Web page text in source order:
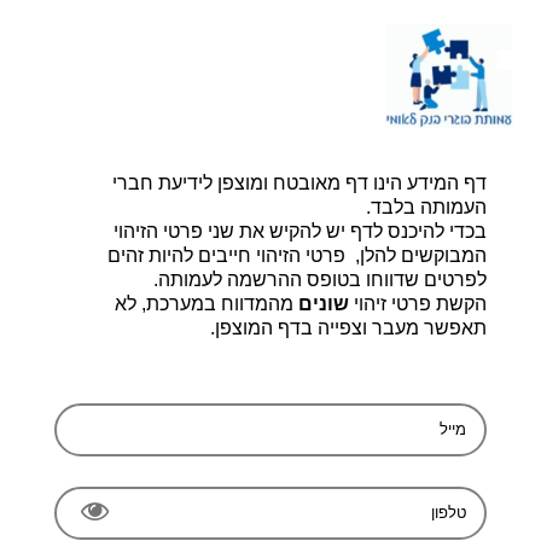
דף הבית |יצירת קשר |
דף המידע הינו דף מאובטח ומוצפן לידיעת חברי
העמותה בלבד.
בכדי להיכנס לדף יש להקיש את שני פרטי הזיהוי
המבוקשים להלן, פרטי הזיהוי חייבים להיות זהים
לפרטים שדווחו בטופס ההרשמה לעמותה.
הקשת פרטי זיהוי שונים מהמדווח במערכת, לא
תאפשר מעבר וצפייה בדף המוצפן.
עמותת בוגרי בנק לאומי, ע.ר 580014348